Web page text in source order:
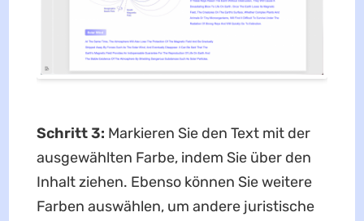
Schritt 3: Markieren Sie den Text mit der
ausgewählten Farbe, indem Sie über den
Inhalt ziehen. Ebenso können Sie weitere
Farben auswählen, um andere juristische